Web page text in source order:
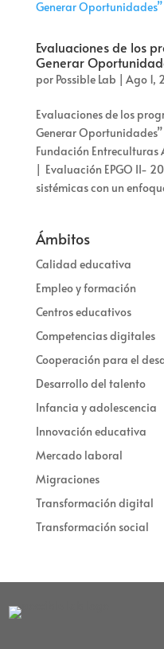
Evaluaciones de los
Generar
por Possible Lab Ago 1,
Evaluaciones de los
Generar Oportunidades”
Fundación Entreculturas
| Evaluación EPGO II-
sistémicas con un
Ámbitos
Calidad educativa
Empleo y formación
Centros educativos
Competencias digitales
Cooperación para el
Desarrollo del talento
Infancia y adolescencia
Innovación educativa
Mercado laboral
Migraciones
Transformación digital
Transformación social